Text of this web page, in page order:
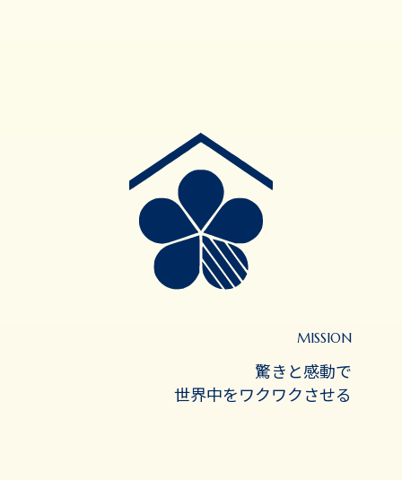
MISSION
驚きと感動で
世界中をワクワクさせる